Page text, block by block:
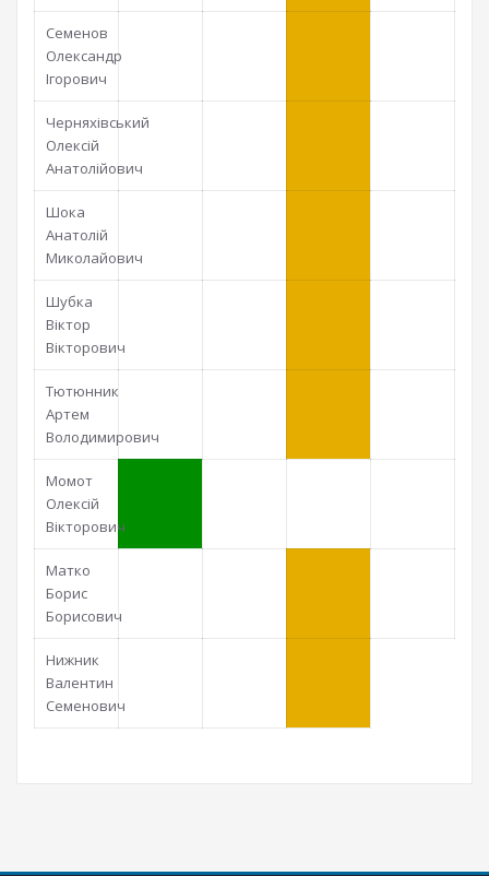
Семенов
Олександр
Ігорович
Черняхівський
Олексій
Анатолійович
Шока
Анатолій
Миколайович
Шубка
Віктор
Вікторович
Тютюнник
Артем
Володимирович
Момот
Олексій
Вікторович
Матко
Борис
Борисович
Нижник
Валентин
Семенович